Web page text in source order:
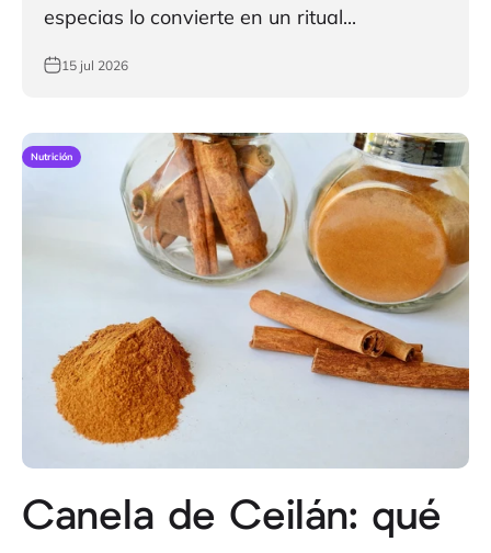
especias lo convierte en un ritual...
15 jul 2026
Nutrición
Canela de Ceilán: qué